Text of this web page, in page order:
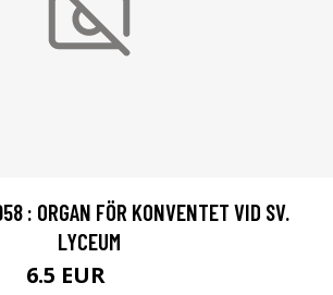
: ORGAN FÖR KONVENTET VID SV.
LYCEUM
6.5 EUR